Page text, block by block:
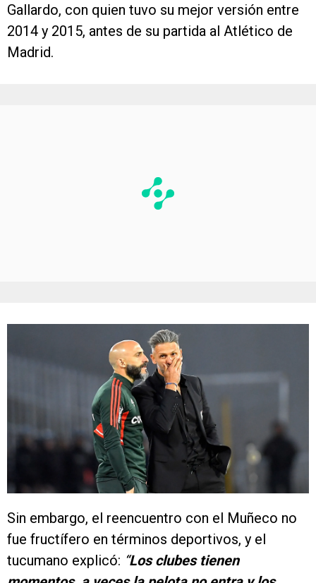
Gallardo, con quien tuvo su mejor versión entre
2014 y 2015, antes de su partida al Atlético de
Madrid.
Sin embargo, el reencuentro con el Muñeco no
fue fructífero en términos deportivos, y el
tucumano explicó: “Los clubes tienen